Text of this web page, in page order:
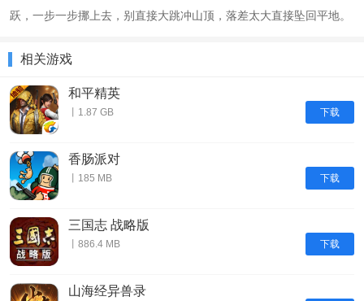
跃，一步一步挪上去，别直接大跳冲山顶，落差太大直接坠回平地。
相关游戏
下载
和平精英
丨1.87 GB
下载
香肠派对
丨185 MB
下载
三国志 战略版
丨886.4 MB
山海经异兽录